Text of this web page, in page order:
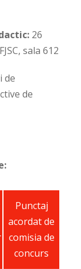
26
sala 612
de
de
Punctaj
acordat de
comisia de
concurs